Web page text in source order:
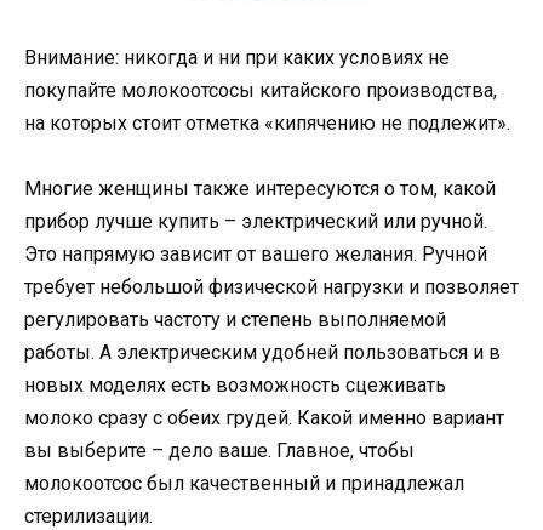
Внимание: никогда и ни при каких условиях не
покупайте молокоотсосы китайского производства,
на которых стоит отметка «кипячению не подлежит».
Многие женщины также интересуются о том, какой
прибор лучше купить – электрический или ручной.
Это напрямую зависит от вашего желания. Ручной
требует небольшой физической нагрузки и позволяет
регулировать частоту и степень выполняемой
работы. А электрическим удобней пользоваться и в
новых моделях есть возможность сцеживать
молоко сразу с обеих грудей. Какой именно вариант
вы выберите – дело ваше. Главное, чтобы
молокоотсос был качественный и принадлежал
стерилизации.